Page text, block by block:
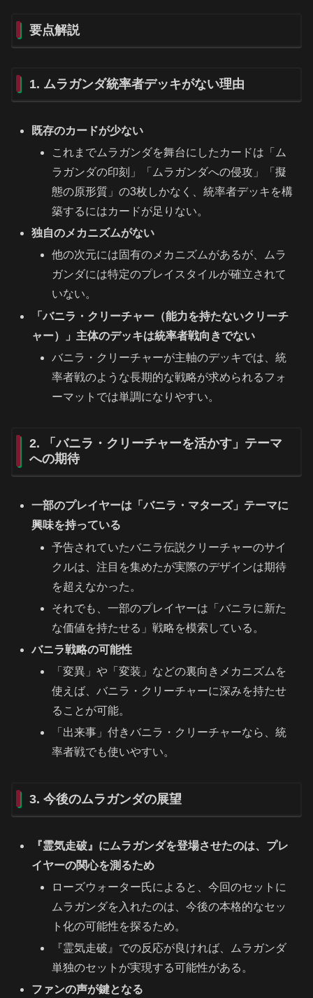
要点解説
1. ムラガンダ統率者デッキがない理由
既存のカードが少ない
これまでムラガンダを舞台にしたカードは「ム
ラガンダの印刻」「ムラガンダへの侵攻」「擬
態の原形質」の3枚しかなく、統率者デッキを構
築するにはカードが足りない。
独自のメカニズムがない
他の次元には固有のメカニズムがあるが、ムラ
ガンダには特定のプレイスタイルが確立されて
いない。
「バニラ・クリーチャー（能力を持たないクリーチ
ャー）」主体のデッキは統率者戦向きでない
バニラ・クリーチャーが主軸のデッキでは、統
率者戦のような長期的な戦略が求められるフォ
ーマットでは単調になりやすい。
2. 「バニラ・クリーチャーを活かす」テーマ
への期待
一部のプレイヤーは「バニラ・マターズ」テーマに
興味を持っている
予告されていたバニラ伝説クリーチャーのサイ
クルは、注目を集めたが実際のデザインは期待
を超えなかった。
それでも、一部のプレイヤーは「バニラに新た
な価値を持たせる」戦略を模索している。
バニラ戦略の可能性
「変異」や「変装」などの裏向きメカニズムを
使えば、バニラ・クリーチャーに深みを持たせ
ることが可能。
「出来事」付きバニラ・クリーチャーなら、統
率者戦でも使いやすい。
3. 今後のムラガンダの展望
『霊気走破』にムラガンダを登場させたのは、プレ
イヤーの関心を測るため
ローズウォーター氏によると、今回のセットに
ムラガンダを入れたのは、今後の本格的なセッ
ト化の可能性を探るため。
『霊気走破』での反応が良ければ、ムラガンダ
単独のセットが実現する可能性がある。
ファンの声が鍵となる